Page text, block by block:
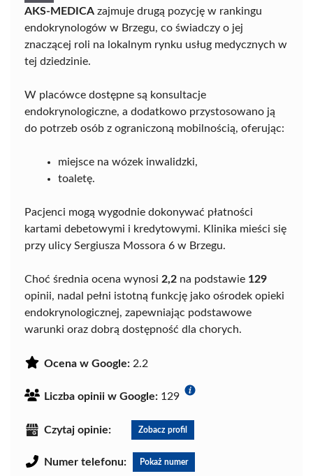
AKS-MEDICA zajmuje drugą pozycję w rankingu
endokrynologów w Brzegu, co świadczy o jej
znaczącej roli na lokalnym rynku usług medycznych w
tej dziedzinie.
W placówce dostępne są konsultacje
endokrynologiczne, a dodatkowo przystosowano ją
do potrzeb osób z ograniczoną mobilnością, oferując:
miejsce na wózek inwalidzki,
toaletę.
Pacjenci mogą wygodnie dokonywać płatności
kartami debetowymi i kredytowymi. Klinika mieści się
przy ulicy Sergiusza Mossora 6 w Brzegu.
Choć średnia ocena wynosi 2,2 na podstawie 129
opinii, nadal pełni istotną funkcję jako ośrodek opieki
endokrynologicznej, zapewniając podstawowe
warunki oraz dobrą dostępność dla chorych.
Ocena w Google: 2.2
Liczba opinii w Google: 129
Czytaj opinie: Zobacz profil
Numer telefonu: Pokaż numer